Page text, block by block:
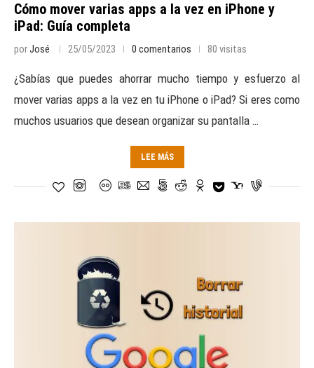
Cómo mover varias apps a la vez en iPhone y
iPad: Guía completa
porJosé 25/05/2023 0 comentarios 80 visitas
¿Sabías que puedes ahorrar mucho tiempo y esfuerzo al
mover varias apps a la vez en tu iPhone o iPad? Si eres como
muchos usuarios que desean organizar su pantalla …
LEE MÁS